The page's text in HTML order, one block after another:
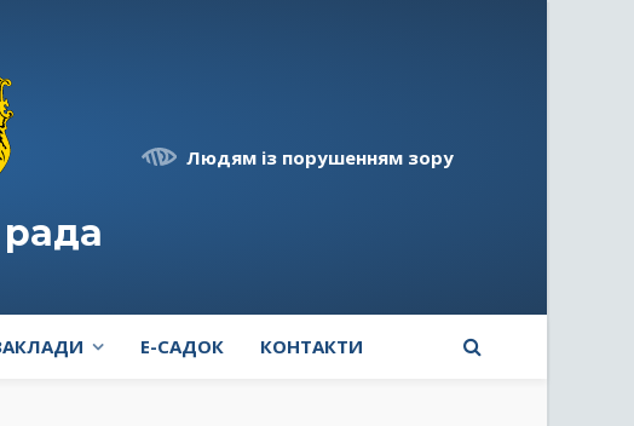
рада
Людям із порушенням зору
E-САДОК КОНТАКТИ